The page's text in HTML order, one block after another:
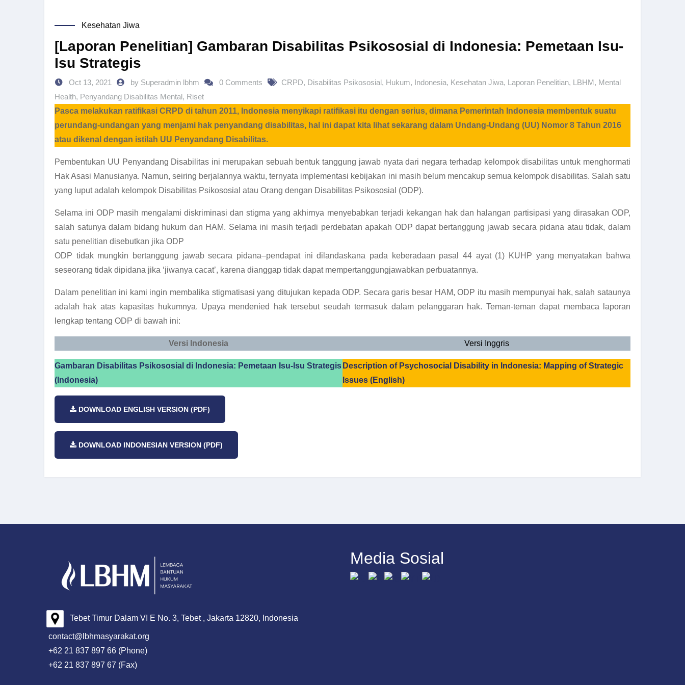
Kesehatan Jiwa
[Laporan Penelitian] Gambaran Disabilitas Psikososial di Indonesia: Pemetaan Isu-
Isu Strategis
Oct 13, 2021 by Superadmin lbhm 0 Comments CRPD, Disabilitas Psikososial, Hukum, Indonesia, Kesehatan Jiwa, Laporan Penelitian, LBHM, Mental
Health, Penyandang Disabilitas Mental, Riset
Pasca melakukan ratifikasi CRPD di tahun 2011, Indonesia menyikapi ratifikasi itu dengan serius, dimana Pemerintah Indonesia membentuk suatu
perundang-undangan yang menjami hak penyandang disabilitas, hal ini dapat kita lihat sekarang dalam Undang-Undang (UU) Nomor 8 Tahun 2016
atau dikenal dengan istilah UU Penyandang Disabilitas.
Pembentukan UU Penyandang Disabilitas ini merupakan sebuah bentuk tanggung jawab nyata dari negara terhadap kelompok disabilitas untuk menghormati
Hak Asasi Manusianya. Namun, seiring berjalannya waktu, ternyata implementasi kebijakan ini masih belum mencakup semua kelompok disabilitas. Salah satu
yang luput adalah kelompok Disabilitas Psikososial atau Orang dengan Disabilitas Psikososial (ODP).
Selama ini ODP masih mengalami diskriminasi dan stigma yang akhirnya menyebabkan terjadi kekangan hak dan halangan partisipasi yang dirasakan ODP,
salah satunya dalam bidang hukum dan HAM. Selama ini masih terjadi perdebatan apakah ODP dapat bertanggung jawab secara pidana atau tidak, dalam
satu penelitian disebutkan jika ODP
ODP tidak mungkin bertanggung jawab secara pidana–pendapat ini dilandaskana pada keberadaan pasal 44 ayat (1) KUHP yang menyatakan bahwa
seseorang tidak dipidana jika ‘jiwanya cacat’, karena dianggap tidak dapat mempertanggungjawabkan perbuatannya.
Dalam penelitian ini kami ingin membalika stigmatisasi yang ditujukan kepada ODP. Secara garis besar HAM, ODP itu masih mempunyai hak, salah sataunya
adalah hak atas kapasitas hukumnya. Upaya mendenied hak tersebut seudah termasuk dalam pelanggaran hak. Teman-teman dapat membaca laporan
lengkap tentang ODP di bawah ini:
Versi Indonesia Versi Inggris
Gambaran Disabilitas Psikososial di Indonesia: Pemetaan Isu-Isu Strategis
(Indonesia)
Description of Psychosocial Disability in Indonesia: Mapping of Strategic
Issues (English)
DOWNLOAD ENGLISH VERSION (PDF)
DOWNLOAD INDONESIAN VERSION (PDF)
Tebet Timur Dalam VI E No. 3, Tebet , Jakarta 12820, Indonesia
contact@lbhmasyarakat.org
+62 21 837 897 66 (Phone)
+62 21 837 897 67 (Fax)
Media Sosial